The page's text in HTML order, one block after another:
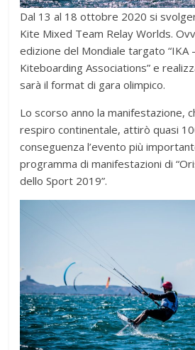
Dal 13 al 18 ottobre 2020 si
Kite Mixed Team Relay Worlds.
edizione del Mondiale targato “IKA
Kiteboarding Associations” e
sarà il format di gara olimpico.
Lo scorso anno la manifestazione,
respiro continentale, attirò quasi
conseguenza l’evento più
programma di manifestazioni di
dello Sport 2019”.